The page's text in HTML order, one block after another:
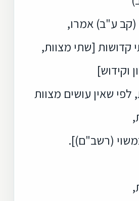
ע"ב) אמרו,
קדושות [שתי מצוות,
וקידוש]
לפי שאין עושים מצוות
(רשב"ם)].